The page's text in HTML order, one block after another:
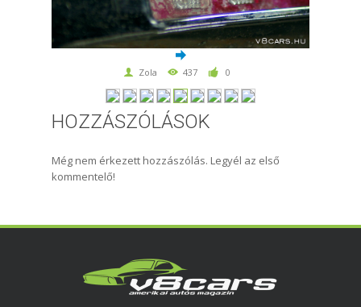
Zola 437 0
HOZZÁSZÓLÁSOK
Még nem érkezett hozzászólás. Legyél az első
kommentelő!